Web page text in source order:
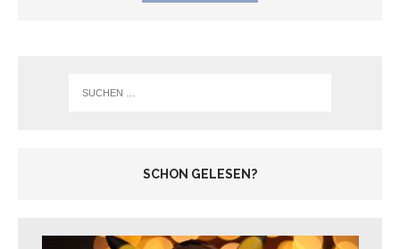
SCHON GELESEN?